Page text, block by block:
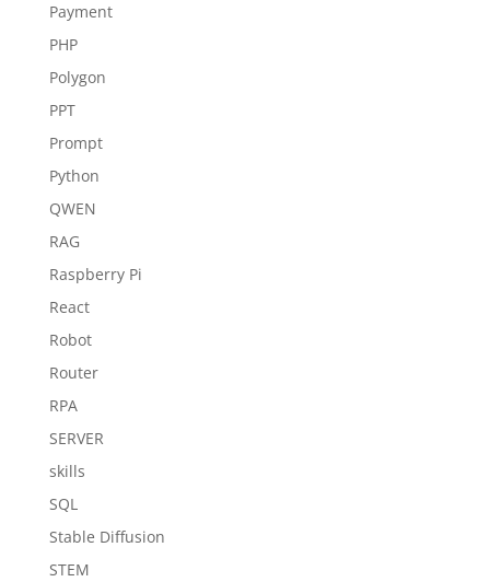
Payment
PHP
Polygon
PPT
Prompt
Python
QWEN
RAG
Raspberry Pi
React
Robot
Router
RPA
SERVER
skills
SQL
Stable Diffusion
STEM